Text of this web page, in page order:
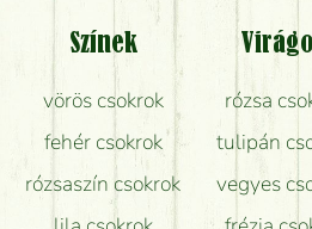
Tényleg azt kapom, ami
Mit kell tudni a
Hogy marad a lehető
Tudok adventi koszorút
Színek
vörös csokrok
fehér csokrok
rózsaszín csokrok
rózsa
tulipán
vegyes